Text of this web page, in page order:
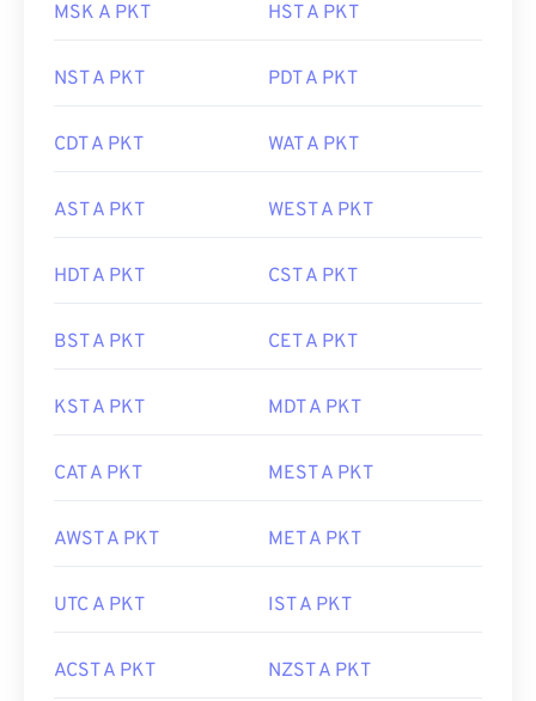
MSK A PKT HST A PKT
NST A PKT PDT A PKT
CDT A PKT WAT A PKT
AST A PKT WEST A PKT
HDT A PKT CST A PKT
BST A PKT CET A PKT
KST A PKT MDT A PKT
CAT A PKT MEST A PKT
AWST A PKT MET A PKT
UTC A PKT IST A PKT
ACST A PKT NZST A PKT